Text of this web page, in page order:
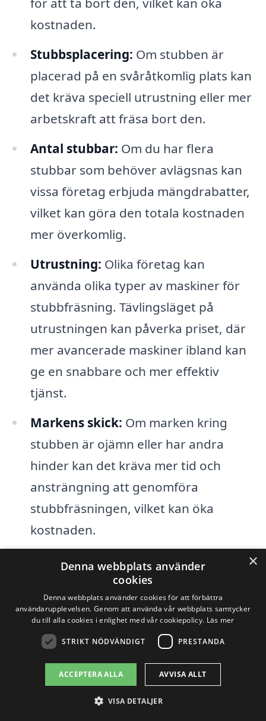
kostnaden.
Stubbsplacering: Om stubben är
placerad på en svåråtkomlig plats kan
det kräva speciell utrustning eller mer
arbetskraft att fräsa bort den.
Antal stubbar: Om du har flera
stubbar som behöver avlägsnas kan
vissa företag erbjuda mängdrabatter,
vilket kan göra den totala kostnaden
mer överkomlig.
Utrustning: Olika företag kan
använda olika typer av maskiner för
stubbfräsning. Tävlingsläget på
utrustningen kan påverka priset, där
mer avancerade maskiner ibland kan
ge en snabbare och mer effektiv
tjänst.
Markens skick: Om marken kring
stubben är ojämn eller har andra
hinder kan det kräva mer tid och
ansträngning att genomföra
stubbfräsningen, vilket kan öka
kostnaden.
Innan du bestämmer dig för en
leverantör av stubbfräsning i Högboda, är
det en bra idé att jämföra olika
erbjudanden. På xn--stubbfrsning-pris-
wqb.se kan du enkelt få kontakt med flera
aktuella företag och begära
kostnadsförslag. Genom att få flera
×
Denna webbplats använder
cookies
Denna webbplats använder cookies för att förbättra
användarupplevelsen. Genom att använda vår webbplats samtycker
du till alla cookies i enlighet med vår cookiepolicy. Läs mer
STRIKT NÖDVÄNDIGT PRESTANDA
ACCEPTERA ALLA AVVISA ALLT
VISA DETALJER